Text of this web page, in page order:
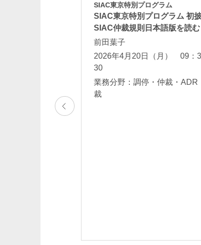
SIAC東京特別プログラム
SIAC東京特別プログラム 初
SIAC仲裁規則日本語版を読む
前田葉子
2026年4月20日（月） 09：
30
業務分野：調停・仲裁・
裁